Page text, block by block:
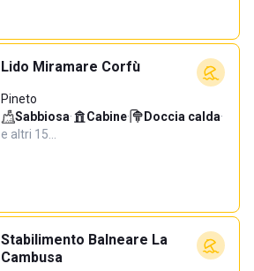
Lido Miramare Corfù
Pineto
Sabbiosa· Cabine· Doccia calda·
e altri 15…
Stabilimento Balneare La
Cambusa